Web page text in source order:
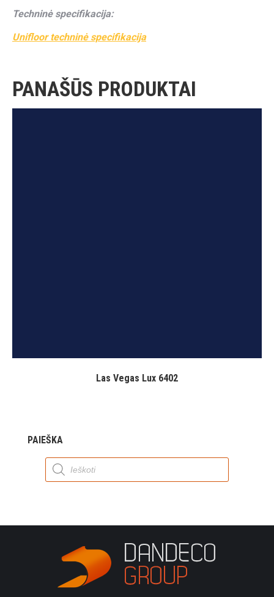
Techninė specifikacija:
Unifloor techninė specifikacija
PANAŠŪS PRODUKTAI
Las Vegas Lux 6402
PAIEŠKA
Products
search